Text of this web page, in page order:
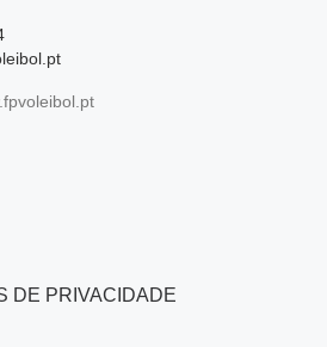
DE PRIVACIDADE